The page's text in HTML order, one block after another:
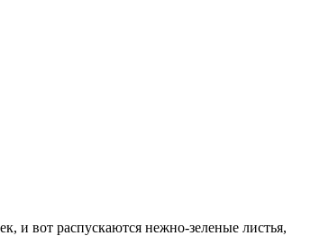
и вот распускаются нежно-зеленые листья,